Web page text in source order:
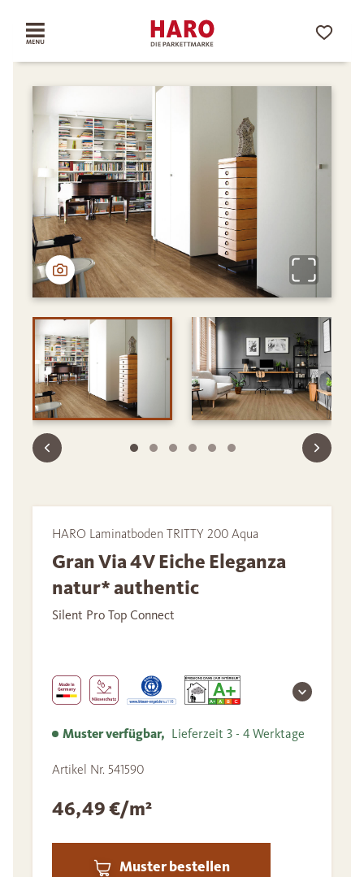
HARO Laminatboden TRITTY 200 Aqua
Gran Via 4V Eiche Eleganza
natur* authentic
Silent Pro Top Connect
Muster verfügbar, Lieferzeit 3 - 4 Werktage
Artikel Nr. 541590
46,49 €/m²
Muster bestellen